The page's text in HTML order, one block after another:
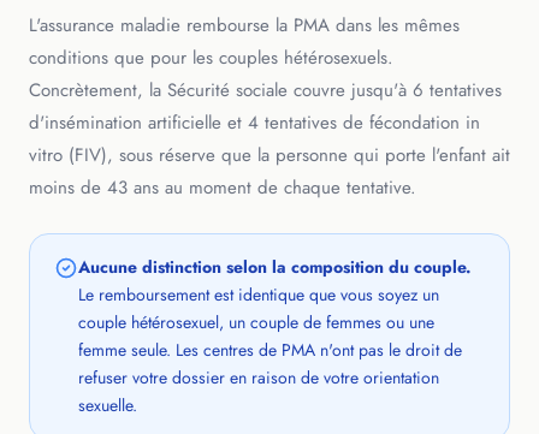
L'assurance maladie rembourse la PMA dans les mêmes
conditions que pour les couples hétérosexuels.
Concrètement, la Sécurité sociale couvre jusqu'à 6 tentatives
d'insémination artificielle et 4 tentatives de fécondation in
vitro (FIV), sous réserve que la personne qui porte l'enfant ait
moins de 43 ans au moment de chaque tentative.
Aucune distinction selon la composition du couple.
Le remboursement est identique que vous soyez un
couple hétérosexuel, un couple de femmes ou une
femme seule. Les centres de PMA n'ont pas le droit de
refuser votre dossier en raison de votre orientation
sexuelle.